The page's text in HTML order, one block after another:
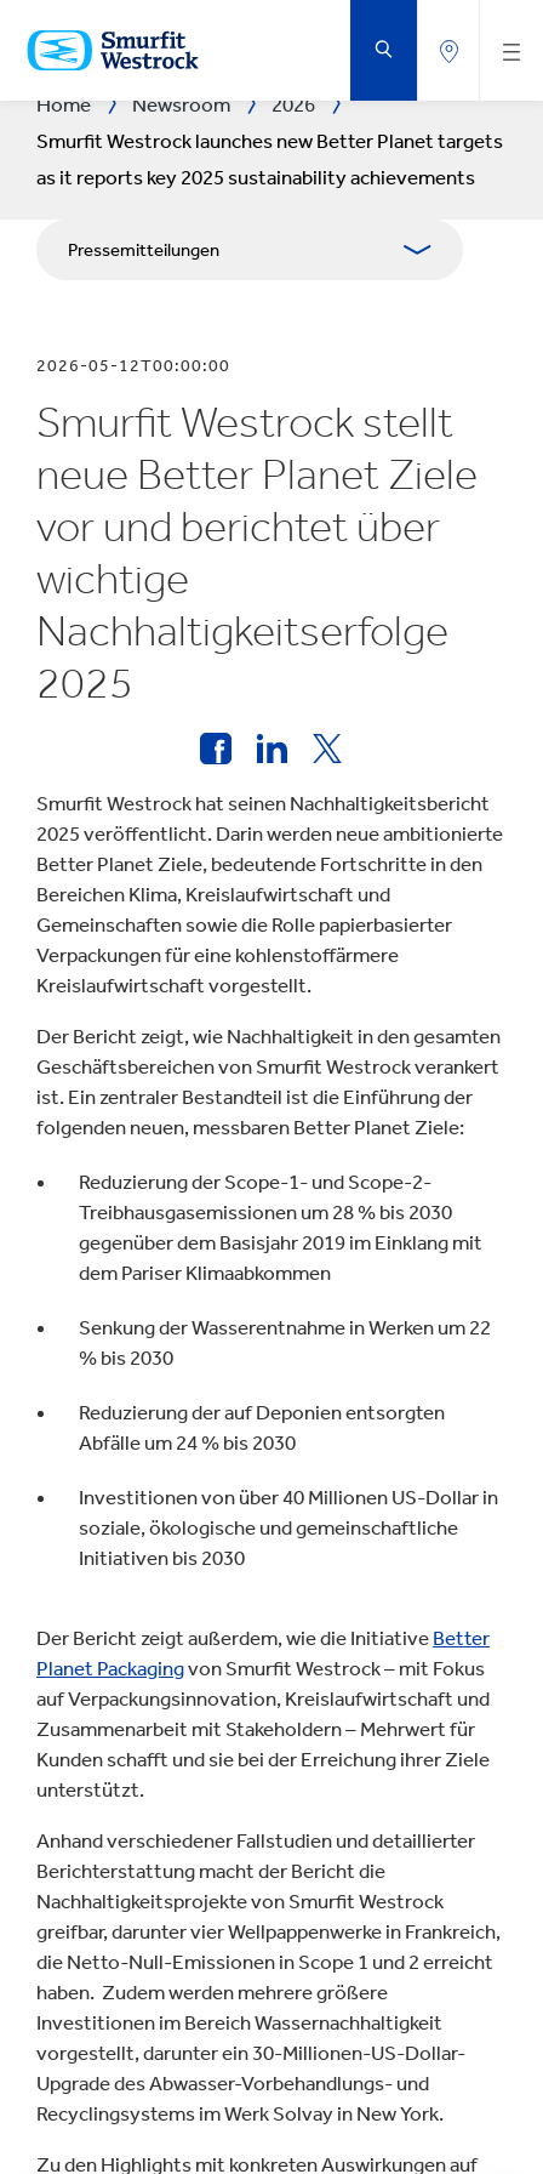
HAUPTINHALT
SPRINGEN
Home Newsroom
2026
Smurfit Westrock launches new Better Planet targets
as it reports key 2025 sustainability achievements
Pressemitteilungen
Medienarbeit
Blog
2026-05-12T00:00:00
Smurfit Westrock stellt
neue Better Planet Ziele
vor und berichtet über
wichtige
Nachhaltigkeitserfolge
2025
Smurfit Westrock hat seinen Nachhaltigkeitsbericht
2025 veröffentlicht. Darin werden neue ambitionierte
Better Planet Ziele, bedeutende Fortschritte in den
Bereichen Klima, Kreislaufwirtschaft und
Gemeinschaften sowie die Rolle papierbasierter
Verpackungen für eine kohlenstoffärmere
Kreislaufwirtschaft vorgestellt.
Der Bericht zeigt, wie Nachhaltigkeit in den gesamten
Geschäftsbereichen von Smurfit Westrock verankert
ist. Ein zentraler Bestandteil ist die Einführung der
folgenden neuen, messbaren Better Planet Ziele:
Reduzierung der Scope-1- und Scope-2-
Treibhausgasemissionen um 28 % bis 2030
gegenüber dem Basisjahr 2019 im Einklang mit
dem Pariser Klimaabkommen
Senkung der Wasserentnahme in Werken um 22
% bis 2030
Reduzierung der auf Deponien entsorgten
Abfälle um 24 % bis 2030
Investitionen von über 40 Millionen US-Dollar in
soziale, ökologische und gemeinschaftliche
Initiativen bis 2030
Der Bericht zeigt außerdem, wie die Initiative Better
Planet Packagingvon Smurfit Westrock – mit Fokus
auf Verpackungsinnovation, Kreislaufwirtschaft und
Zusammenarbeit mit Stakeholdern – Mehrwert für
Kunden schafft und sie bei der Erreichung ihrer Ziele
unterstützt.
Anhand verschiedener Fallstudien und detaillierter
Berichterstattung macht der Bericht die
Nachhaltigkeitsprojekte von Smurfit Westrock
greifbar, darunter vier Wellpappenwerke in Frankreich,
die Netto-Null-Emissionen in Scope 1 und 2 erreicht
haben. Zudem werden mehrere größere
Investitionen im Bereich Wassernachhaltigkeit
vorgestellt, darunter ein 30-Millionen-US-Dollar-
Upgrade des Abwasser-Vorbehandlungs- und
Recyclingsystems im Werk Solvay in New York.
Zu den Highlights mit konkreten Auswirkungen auf